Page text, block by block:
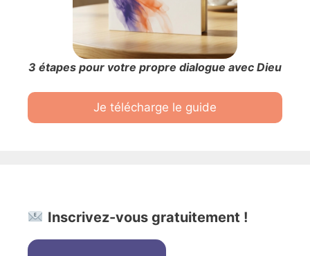
3 étapes pour votre propre dialogue avec Dieu
Je télécharge le guide
Inscrivez-vous gratuitement !